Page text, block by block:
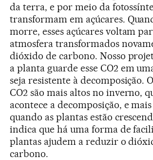
da terra, e por meio da
transformam em açúcares.
morre, esses açúcares voltam
atmosfera transformados
dióxido de carbono. Nosso
a planta guarde esse CO2 em
seja resistente à decomposição.
CO2 são mais altos no inverno,
acontece a decomposição, e
quando as plantas estão
indica que há uma forma de
plantas ajudem a reduzir o
carbono.